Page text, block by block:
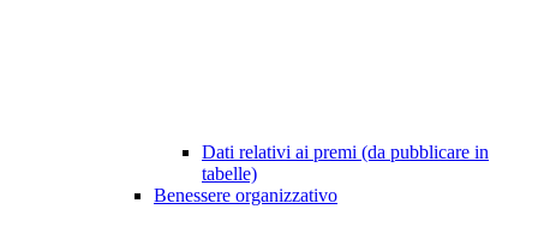
Dati relativi ai premi (da pubblicare in
tabelle)
Benessere organizzativo